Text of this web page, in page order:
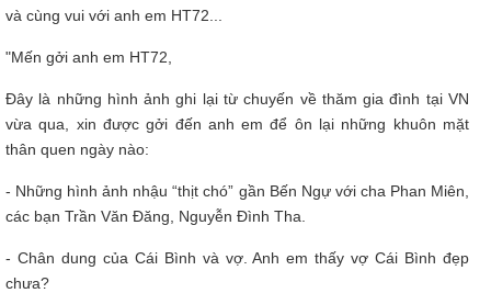
và cùng vui với anh em HT72...
"Mến gởi anh em HT72,
Đây là những hình ảnh ghi lại từ chuyến về thăm gia đình tại VN
vừa qua, xin được gởi đến anh em để ôn lại những khuôn mặt
thân quen ngày nào:
- Những hình ảnh nhậu “thịt chó” gần Bến Ngự với cha Phan Miên,
các bạn Trần Văn Đăng, Nguyễn Đình Tha.
- Chân dung của Cái Bình và vợ. Anh em thấy vợ Cái Bình đẹp
chưa?